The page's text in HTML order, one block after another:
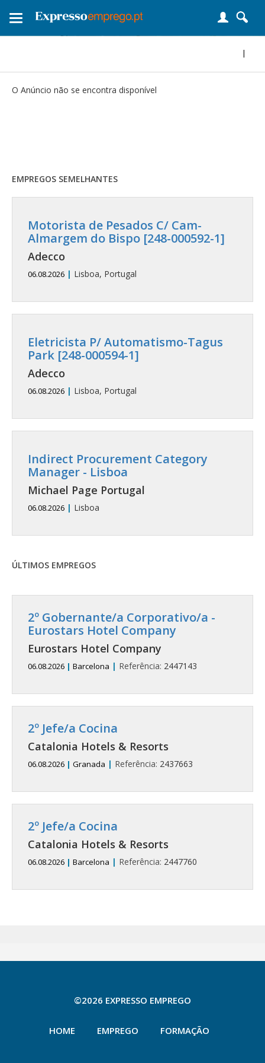
Toggle
|
O Anúncio não se encontra disponível
EMPREGOS SEMELHANTES
Motorista de Pesados C/ Cam-
Almargem do Bispo [248-000592-1]
Adecco
06.08.2026 | Lisboa, Portugal
Eletricista P/ Automatismo-Tagus
Park [248-000594-1]
Adecco
06.08.2026 | Lisboa, Portugal
Indirect Procurement Category
Manager - Lisboa
Michael Page Portugal
06.08.2026 | Lisboa
ÚLTIMOS EMPREGOS
2º Gobernante/a Corporativo/a -
Eurostars Hotel Company
Eurostars Hotel Company
06.08.2026 | Barcelona | Referência: 2447143
2º Jefe/a Cocina
Catalonia Hotels & Resorts
06.08.2026 | Granada | Referência: 2437663
2º Jefe/a Cocina
Catalonia Hotels & Resorts
06.08.2026 | Barcelona | Referência: 2447760
©2026 EXPRESSO EMPREGO
HOME EMPREGO FORMAÇÃO